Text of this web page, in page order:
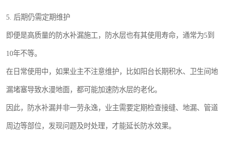
5. 后期仍需定期维护
即便是高质量的防水补漏施工，防水层也有其使用寿命，通常为5到
10年不等。
在日常使用中，如果业主不注意维护，比如阳台长期积水、卫生间地
漏堵塞导致水漫地面，都可能加速防水层的老化。
因此，防水补漏并非一劳永逸，业主需要定期检查接缝、地漏、管道
周边等部位，发现问题及时处理，才能延长防水效果。